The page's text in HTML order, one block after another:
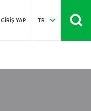
GIRIŞ YAP TR